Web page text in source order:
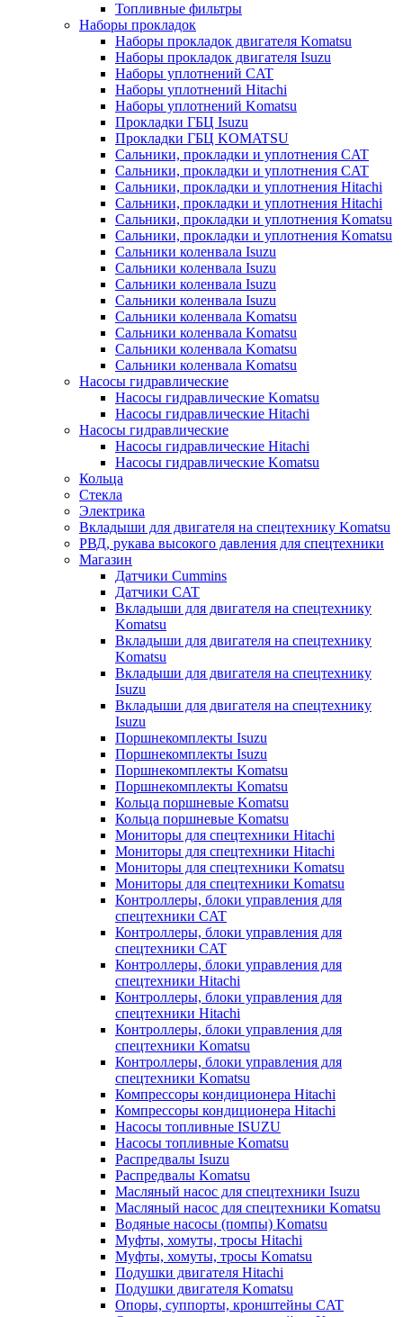
Топливные фильтры
Наборы прокладок
Наборы прокладок двигателя Komatsu
Наборы прокладок двигателя Isuzu
Наборы уплотнений CAT
Наборы уплотнений Hitachi
Наборы уплотнений Komatsu
Прокладки ГБЦ Isuzu
Прокладки ГБЦ KOMATSU
Сальники, прокладки и уплотнения CAT
Сальники, прокладки и уплотнения CAT
Сальники, прокладки и уплотнения Hitachi
Сальники, прокладки и уплотнения Hitachi
Сальники, прокладки и уплотнения Komatsu
Сальники, прокладки и уплотнения Komatsu
Сальники коленвала Isuzu
Сальники коленвала Isuzu
Сальники коленвала Isuzu
Сальники коленвала Isuzu
Сальники коленвала Komatsu
Сальники коленвала Komatsu
Сальники коленвала Komatsu
Сальники коленвала Komatsu
Насосы гидравлические
Насосы гидравлические Komatsu
Насосы гидравлические Hitachi
Насосы гидравлические
Насосы гидравлические Hitachi
Насосы гидравлические Komatsu
Кольца
Стекла
Электрика
Вкладыши для двигателя на спецтехнику Komatsu
РВД, рукава высокого давления для спецтехники
Магазин
Датчики Cummins
Датчики CAT
Вкладыши для двигателя на спецтехнику
Komatsu
Вкладыши для двигателя на спецтехнику
Komatsu
Вкладыши для двигателя на спецтехнику
Isuzu
Вкладыши для двигателя на спецтехнику
Isuzu
Поршнекомплекты Isuzu
Поршнекомплекты Isuzu
Поршнекомплекты Komatsu
Поршнекомплекты Komatsu
Кольца поршневые Komatsu
Кольца поршневые Komatsu
Мониторы для спецтехники Hitachi
Мониторы для спецтехники Hitachi
Мониторы для спецтехники Komatsu
Мониторы для спецтехники Komatsu
Контроллеры, блоки управления для
спецтехники CAT
Контроллеры, блоки управления для
спецтехники CAT
Контроллеры, блоки управления для
спецтехники Hitachi
Контроллеры, блоки управления для
спецтехники Hitachi
Контроллеры, блоки управления для
спецтехники Komatsu
Контроллеры, блоки управления для
спецтехники Komatsu
Компрессоры кондиционера Hitachi
Компрессоры кондиционера Hitachi
Насосы топливные ISUZU
Насосы топливные Komatsu
Распредвалы Isuzu
Распредвалы Komatsu
Масляный насос для спецтехники Isuzu
Масляный насос для спецтехники Komatsu
Водяные насосы (помпы) Komatsu
Муфты, хомуты, тросы Hitachi
Муфты, хомуты, тросы Komatsu
Подушки двигателя Hitachi
Подушки двигателя Komatsu
Опоры, суппорты, кронштейны CAT